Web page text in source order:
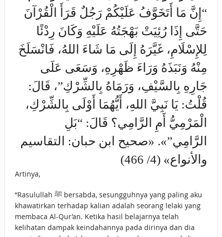
“إِنَّ مَا أَتَخَوَّفُ عَلَيْكُمْ رَجُلٌ قَرَأَ الْقُرْآنَ
حَتَّى إِذَا رُئِيَتْ بَهْجَتُهُ عَلَيْهِ وَكَانَ رِدْئًا
لِلإِسْلَامِ، غَيَّرَهُ إِلَى مَا شَاءَ اللهُ، فَانْسَلَخَ
مِنْهُ وَنَبَذَهُ وَرَاءَ ظَهْرِهِ، وَسَعَى عَلَى
جَارِهِ بِالسَّيْفِ، وَرَمَاهُ بِالشِّرْكِ”، قَالَ:
قُلْتُ: يَا نَبِيَّ اللهِ، أَيُّهُمَا أَوْلَى بِالشِّرْكِ،
الْمَرْمِيُّ أَمِ الرَّامِي؟ قَالَ: “‌بَلِ
‌الرَّامِي”». «صحيح ابن حبان: التقاسيم
والأنواع» (4/ 466)
Artinya,
“Rasulullah ﷺ bersabda, sesungguhnya yang paling aku
khawatirkan terhadap kalian adalah seorang lelaki yang
membaca Al-Qur’an. Ketika hasil belajarnya telah
kelihatan dampak keindahannya pada dirinya dan dia